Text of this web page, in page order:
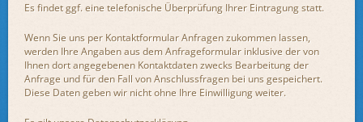
Es findet ggf. eine telefonische Überprüfung Ihrer Eintragung statt.
Wenn Sie uns per Kontaktformular Anfragen zukommen lassen,
werden Ihre Angaben aus dem Anfrageformular inklusive der von
Ihnen dort angegebenen Kontaktdaten zwecks Bearbeitung der
Anfrage und für den Fall von Anschlussfragen bei uns gespeichert.
Diese Daten geben wir nicht ohne Ihre Einwilligung weiter.